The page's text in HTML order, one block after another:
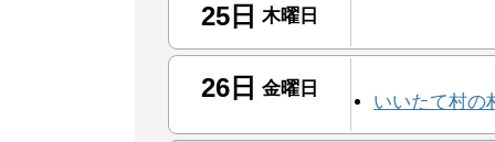
25日 木曜日
26日 金曜日
いいたて村の